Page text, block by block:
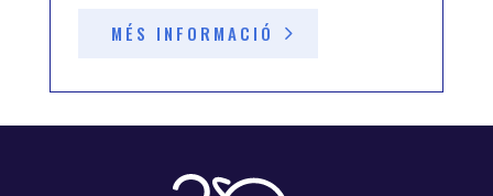
MÉS INFORMACIÓ